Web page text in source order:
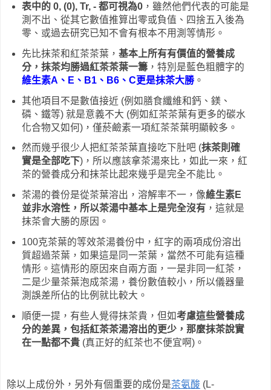
表中的 0, (0), Tr, - 都可視為0，雖然他們代表的可能是
測不出、從其它數值推算出零或負值、四捨五入後為
零、或過去研究已知不會有根本不用測等情形。
先比抹茶和紅茶茶葉， 基本上所有有價值的營養成
分，抹茶均勝過紅茶茶葉一籌，特別是藍色粗體字的
維生素A、E、B1、B6、C更是抹茶大勝。
其他項目不是數值接近 (例如膳食纖維和鈣、鎂、
磷、鐵等) 就是意義不大 (例如紅茶茶葉有更多的碳水
化合物又如何)，僅菸鹼素一項紅茶茶葉明顯較多。
然而幾乎很少人把紅茶茶葉直接吃下肚吧 (抹茶則確
實是全部吃下)，所以應該拿茶湯來比，如此一來，紅
茶的營養成分和抹茶比起來幾乎是完全不能比。
茶湯的養份是從茶葉溶出，溶解率不一，像維生素E
並非水溶性，所以茶湯中基本上是完全沒有，這就是
抹茶會大勝的原因。
100克茶葉的等效茶湯養份中，紅字的兩項成份溶出
質超過茶葉，如果這是同一茶葉，當然不可能有這種
情形。這情形的原因來自兩方面，一是非同一紅茶，
二是少量茶葉泡成茶湯，養份數值較小，所以儀器量
測誤差所佔的比例就比較大。
順便一提，有些人覺得抹茶貴，但如考慮這些營養成
分的差異，包括紅茶茶湯溶出的更少，那麼抹茶說實
在一點都不貴(真正好的紅茶也不便宜啊)。
除以上成份外，另外有個重要的成份是茶氨酸 (L-